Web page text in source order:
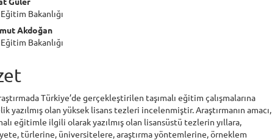
Bakanlığı
Akdoğan
Bakanlığı
Türkiye’de gerçekleştirilen taşımalı eğitim çalışmalarına
yazılmış olan yüksek lisans tezleri incelenmiştir. Araştırmanın amacı,
eğitimle ilgili olarak yazılmış olan lisansüstü tezlerin yıllara,
türlerine, üniversitelere, araştırma yöntemlerine, örneklem